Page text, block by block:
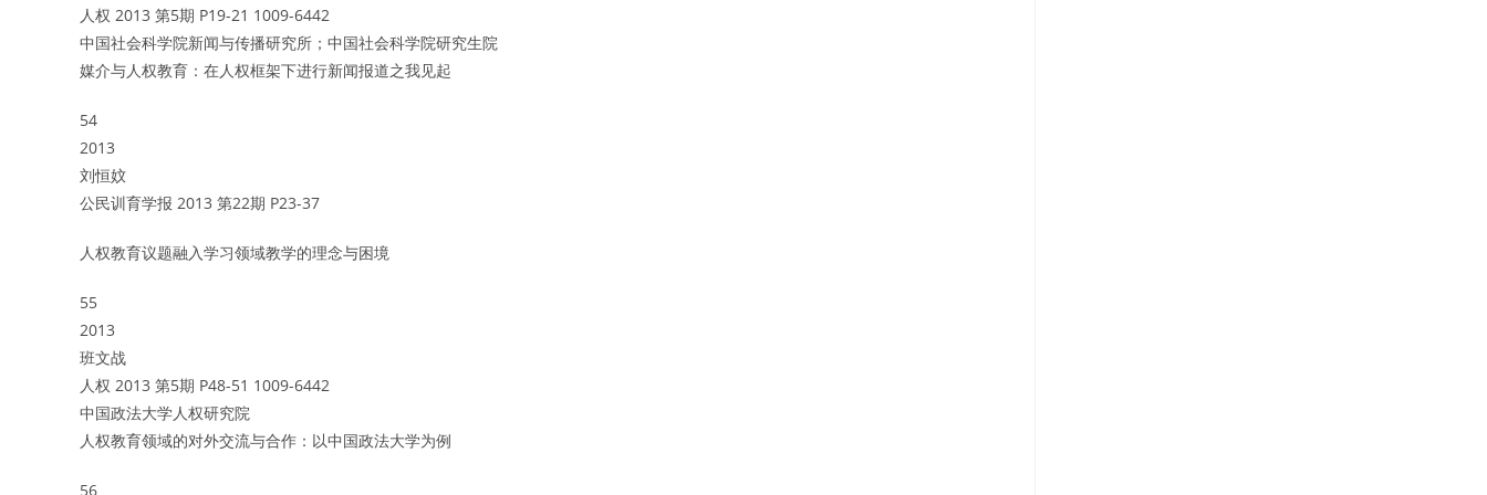
人权 2013 第5期 P19-21 1009-6442
中国社会科学院新闻与传播研究所；中国社会科学院研究生院
媒介与人权教育：在人权框架下进行新闻报道之我见起
54
2013
刘恒妏
公民训育学报 2013 第22期 P23-37
人权教育议题融入学习领域教学的理念与困境
55
2013
班文战
人权 2013 第5期 P48-51 1009-6442
中国政法大学人权研究院
人权教育领域的对外交流与合作：以中国政法大学为例
56